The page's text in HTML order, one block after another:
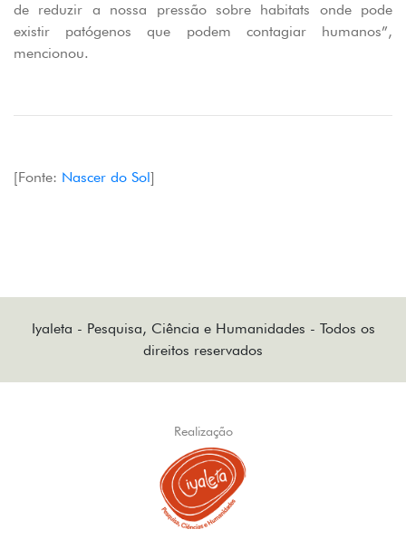
de reduzir a nossa pressão sobre habitats onde pode
existir patógenos que podem contagiar humanos”,
mencionou.
[Fonte: Nascer do Sol]
Iyaleta - Pesquisa, Ciência e Humanidades - Todos os
direitos reservados
Realização